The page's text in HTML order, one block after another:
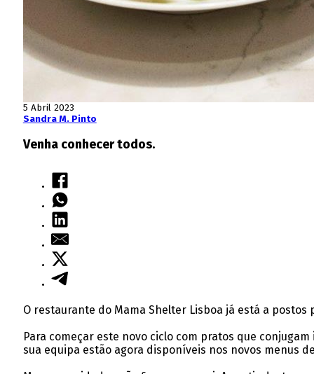
5 Abril 2023
Sandra M. Pinto
Venha conhecer todos.
O restaurante do Mama Shelter Lisboa já está a
Para começar este novo ciclo com pratos que
sua equipa estão agora disponíveis nos novos menus